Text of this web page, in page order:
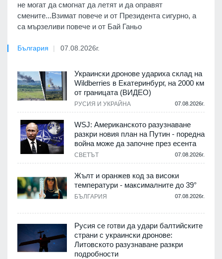
не могат да смогнат да летят и да оправят
смените...Взимат повече и от Президента сигурно, а
са мързеливи повече и от Бай Ганьо
България 07.08.2026г.
Украински дронове удариха склад на
Wildberries в Екатеринбург, на 2000 км
от границата (ВИДЕО)
РУСИЯ И УКРАЙНА 07.08.2026г.
WSJ: Американското разузнаване
разкри новия план на Путин - поредна
война може да започне през есента
СВЕТЪТ 07.08.2026г.
Жълт и оранжев код за високи
температури - максималните до 39°
БЪЛГАРИЯ 07.08.2026г.
Русия се готви да удари балтийските
страни с украински дронове:
Литовското разузнаване разкри
подробности